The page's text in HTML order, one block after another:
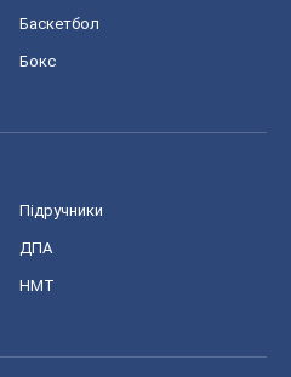
Баскетбол
Бокс
Підручники
ДПА
НМТ